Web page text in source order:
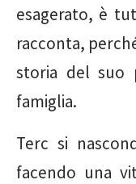
esagerato, è
racconta,
storia del suo
famiglia.
Terc si
facendo una